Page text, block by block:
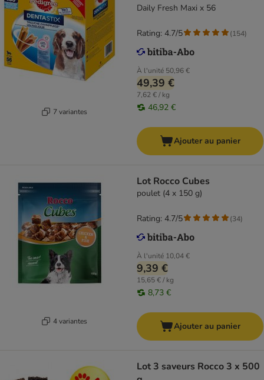
7 variantes
Daily Fresh Maxi x 56
À l'unité 50,96 €
49,39 €
7,62 € / kg
46,92 €
Rating: 4.7/5 (154)
Ajouter au panier
4 variantes
Lot Rocco Cubes
poulet (4 x 150 g)
À l'unité 10,04 €
9,39 €
15,65 € / kg
8,73 €
Rating: 4.7/5 (34)
Ajouter au panier
Lot 3 saveurs Rocco 3 x 500